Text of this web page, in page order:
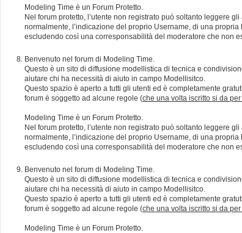
Modeling Time è un Forum Protetto.
Nel forum protetto, l’utente non registrato può soltanto leggere
normalmente, l’indicazione del proprio Username, di una
escludendo così una corresponsabilità del moderatore che non
Benvenuto nel forum di Modeling Time.
Questo è un sito di diffusione modellistica di tecnica e
aiutare chi ha necessità di aiuto in campo Modellisitco.
Questo spazio è aperto a tutti gli utenti ed è completamente
forum è soggetto ad alcune regole (che una volta iscritto si da
Modeling Time è un Forum Protetto.
Nel forum protetto, l’utente non registrato può soltanto leggere
normalmente, l’indicazione del proprio Username, di una
escludendo così una corresponsabilità del moderatore che non
Benvenuto nel forum di Modeling Time.
Questo è un sito di diffusione modellistica di tecnica e
aiutare chi ha necessità di aiuto in campo Modellisitco.
Questo spazio è aperto a tutti gli utenti ed è completamente
forum è soggetto ad alcune regole (che una volta iscritto si da
Modeling Time è un Forum Protetto.